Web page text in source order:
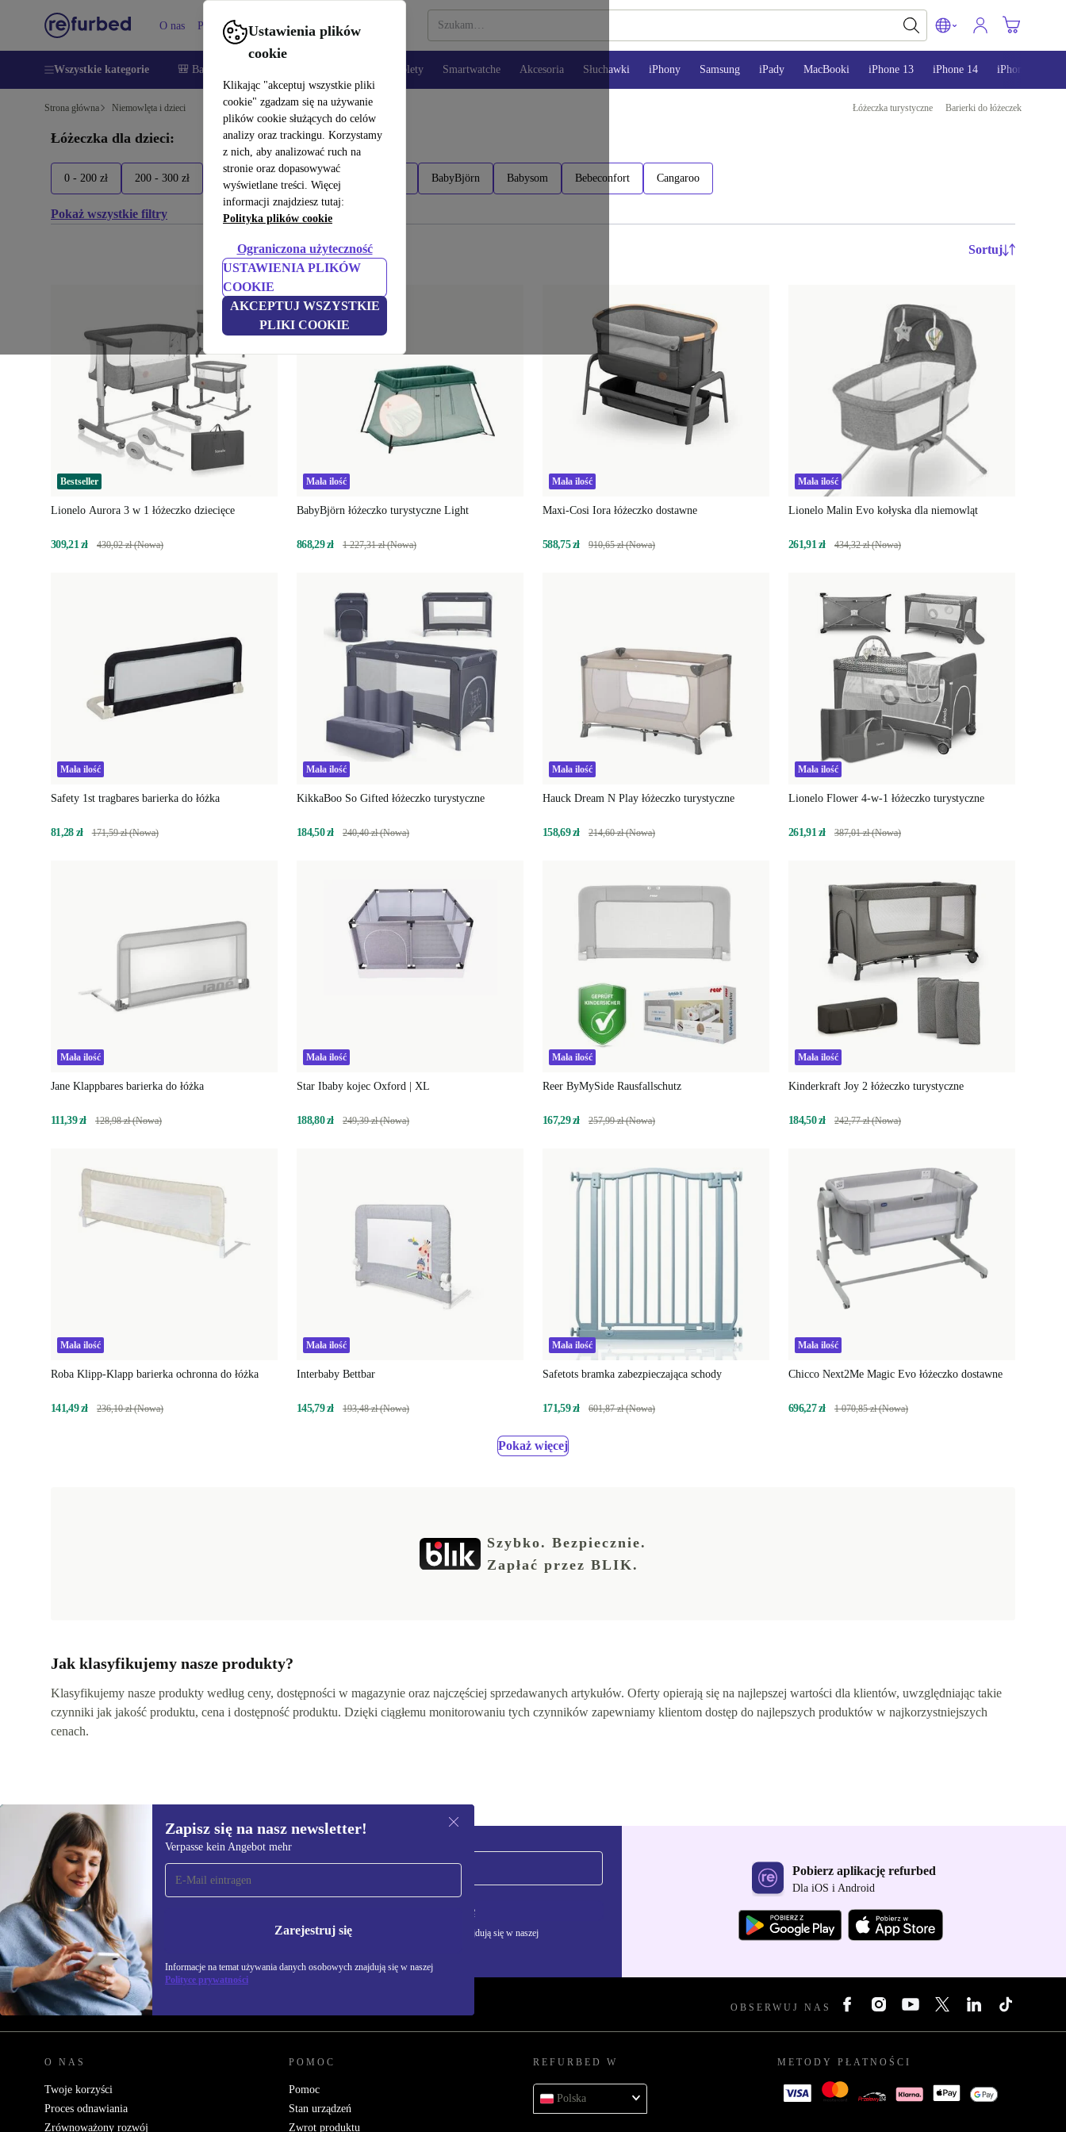
Ustawienia plików
cookie
Klikając "akceptuj wszystkie pliki
cookie" zgadzam się na używanie
plików cookie służących do celów
analizy oraz trackingu. Korzystamy
z nich, aby analizować ruch na
stronie oraz dopasowywać
wyświetlane treści. Więcej
informacji znajdziesz tutaj:
Polityka plików cookie
Ograniczona użyteczność
USTAWIENIA PLIKÓW
COOKIE
AKCEPTUJ WSZYSTKIE
PLIKI COOKIE
O nas Pomoc
Wszystkie kategorie 🎒 Back to school Tablety Smartwatche Akcesoria Słuchawki iPhony Samsung iPady MacBooki iPhone 13 iPhone 14 iPhone 15
Strona główna Niemowlęta i dzieci Łóżeczka turystyczne Barierki do łóżeczek
Łóżeczka dla dzieci:
0 - 200 zł 200 - 300 zł 300 - 400 zł 400+ zł BabyBjörn Babysom Bebeconfort Cangaroo
Pokaż wszystkie filtry
Sortuj
Bestseller
Lionelo Aurora 3 w 1 łóżeczko dziecięce
309,21 zł 430,02 zł (Nowa)
Mała ilość
BabyBjörn łóżeczko turystyczne Light
868,29 zł 1 227,31 zł (Nowa)
Mała ilość
Maxi-Cosi Iora łóżeczko dostawne
588,75 zł 910,65 zł (Nowa)
Mała ilość
Lionelo Malin Evo kołyska dla niemowląt
261,91 zł 434,32 zł (Nowa)
Mała ilość
Safety 1st tragbares barierka do łóżka
81,28 zł 171,59 zł (Nowa)
Mała ilość
KikkaBoo So Gifted łóżeczko turystyczne
184,50 zł 240,40 zł (Nowa)
Mała ilość
Hauck Dream N Play łóżeczko turystyczne
158,69 zł 214,60 zł (Nowa)
Mała ilość
Lionelo Flower 4-w-1 łóżeczko turystyczne
261,91 zł 387,01 zł (Nowa)
Mała ilość
Jane Klappbares barierka do łóżka
111,39 zł 128,98 zł (Nowa)
Mała ilość
Star Ibaby kojec Oxford | XL
188,80 zł 249,39 zł (Nowa)
Mała ilość
Reer ByMySide Rausfallschutz
167,29 zł 257,99 zł (Nowa)
Mała ilość
Kinderkraft Joy 2 łóżeczko turystyczne
184,50 zł 242,77 zł (Nowa)
Mała ilość
Roba Klipp-Klapp barierka ochronna do łóżka
141,49 zł 236,10 zł (Nowa)
Mała ilość
Interbaby Bettbar
145,79 zł 193,48 zł (Nowa)
Mała ilość
Safetots bramka zabezpieczająca schody
171,59 zł 601,87 zł (Nowa)
Mała ilość
Chicco Next2Me Magic Evo łóżeczko dostawne
696,27 zł 1 070,85 zł (Nowa)
Pokaż więcej
Szybko. Bezpiecznie.
Zapłać przez BLIK.
Jak klasyfikujemy nasze produkty?
Klasyfikujemy nasze produkty według ceny, dostępności w magazynie oraz najczęściej sprzedawanych artykułów. Oferty opierają się na najlepszej wartości dla klientów, uwzględniając takie
czynniki jak jakość produktu, cena i dostępność produktu. Dzięki ciągłemu monitorowaniu tych czynników zapewniamy klientom dostęp do najlepszych produktów w najkorzystniejszych
cenach.
Zapisz się na nasz newsletter!
Verpasse kein Angebot mehr
Zarejestruj się
Informacje na temat używania danych osobowych znajdują się w naszej
Polityce prywatności
Zapisz się na nasz
newsletter!
Nie przegap żadnej oferty.
Zarejestruj się
Informacje na temat używania danych osobowych znajdują się w naszej
Pobierz aplikację refurbed
Dla iOS i Android
REFURBED POLSKA - RETHINK NEW. OBSERWUJ NAS
O NAS
Twoje korzyści
Proces odnawiania
Zrównoważony rozwój
POMOC
Pomoc
Stan urządzeń
Zwrot produktu
REFURBED W
Polska
METODY PŁATNOŚCI